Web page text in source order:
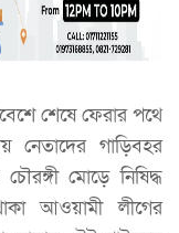
শেষে ফেরার পথে
নেতাদের গাড়িবহর
মোড়ে নিষিদ্ধ
আওয়ামী লীগের